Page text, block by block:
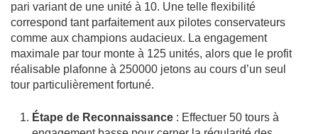
pari variant de une unité à 10. Une telle flexibilité
correspond tant parfaitement aux pilotes conservateurs
comme aux champions audacieux. La engagement
maximale par tour monte à 125 unités, alors que le profit
réalisable plafonne à 250000 jetons au cours d’un seul
tour particulièrement fortuné.
Étape de Reconnaissance : Effectuer 50 tours à